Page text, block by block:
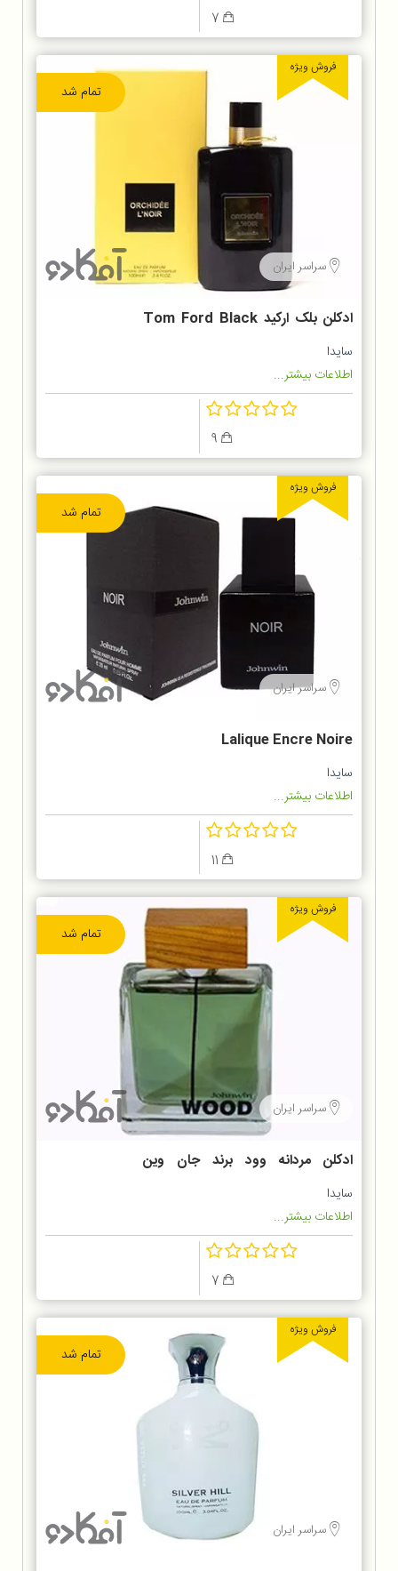
تمام شد
فروش ویژه
سراسر ایران
ادکلن بلک ارکید Tom Ford Black
Orchid
سایدا
اطلاعات بیشتر...
تمام شد
فروش ویژه
سراسر ایران
Lalique Encre Noire
سایدا
اطلاعات بیشتر...
تمام شد
فروش ویژه
سراسر ایران
ادکلن مردانه وود برند جان وین
Johnwin
سایدا
اطلاعات بیشتر...
تمام شد
فروش ویژه
سراسر ایران